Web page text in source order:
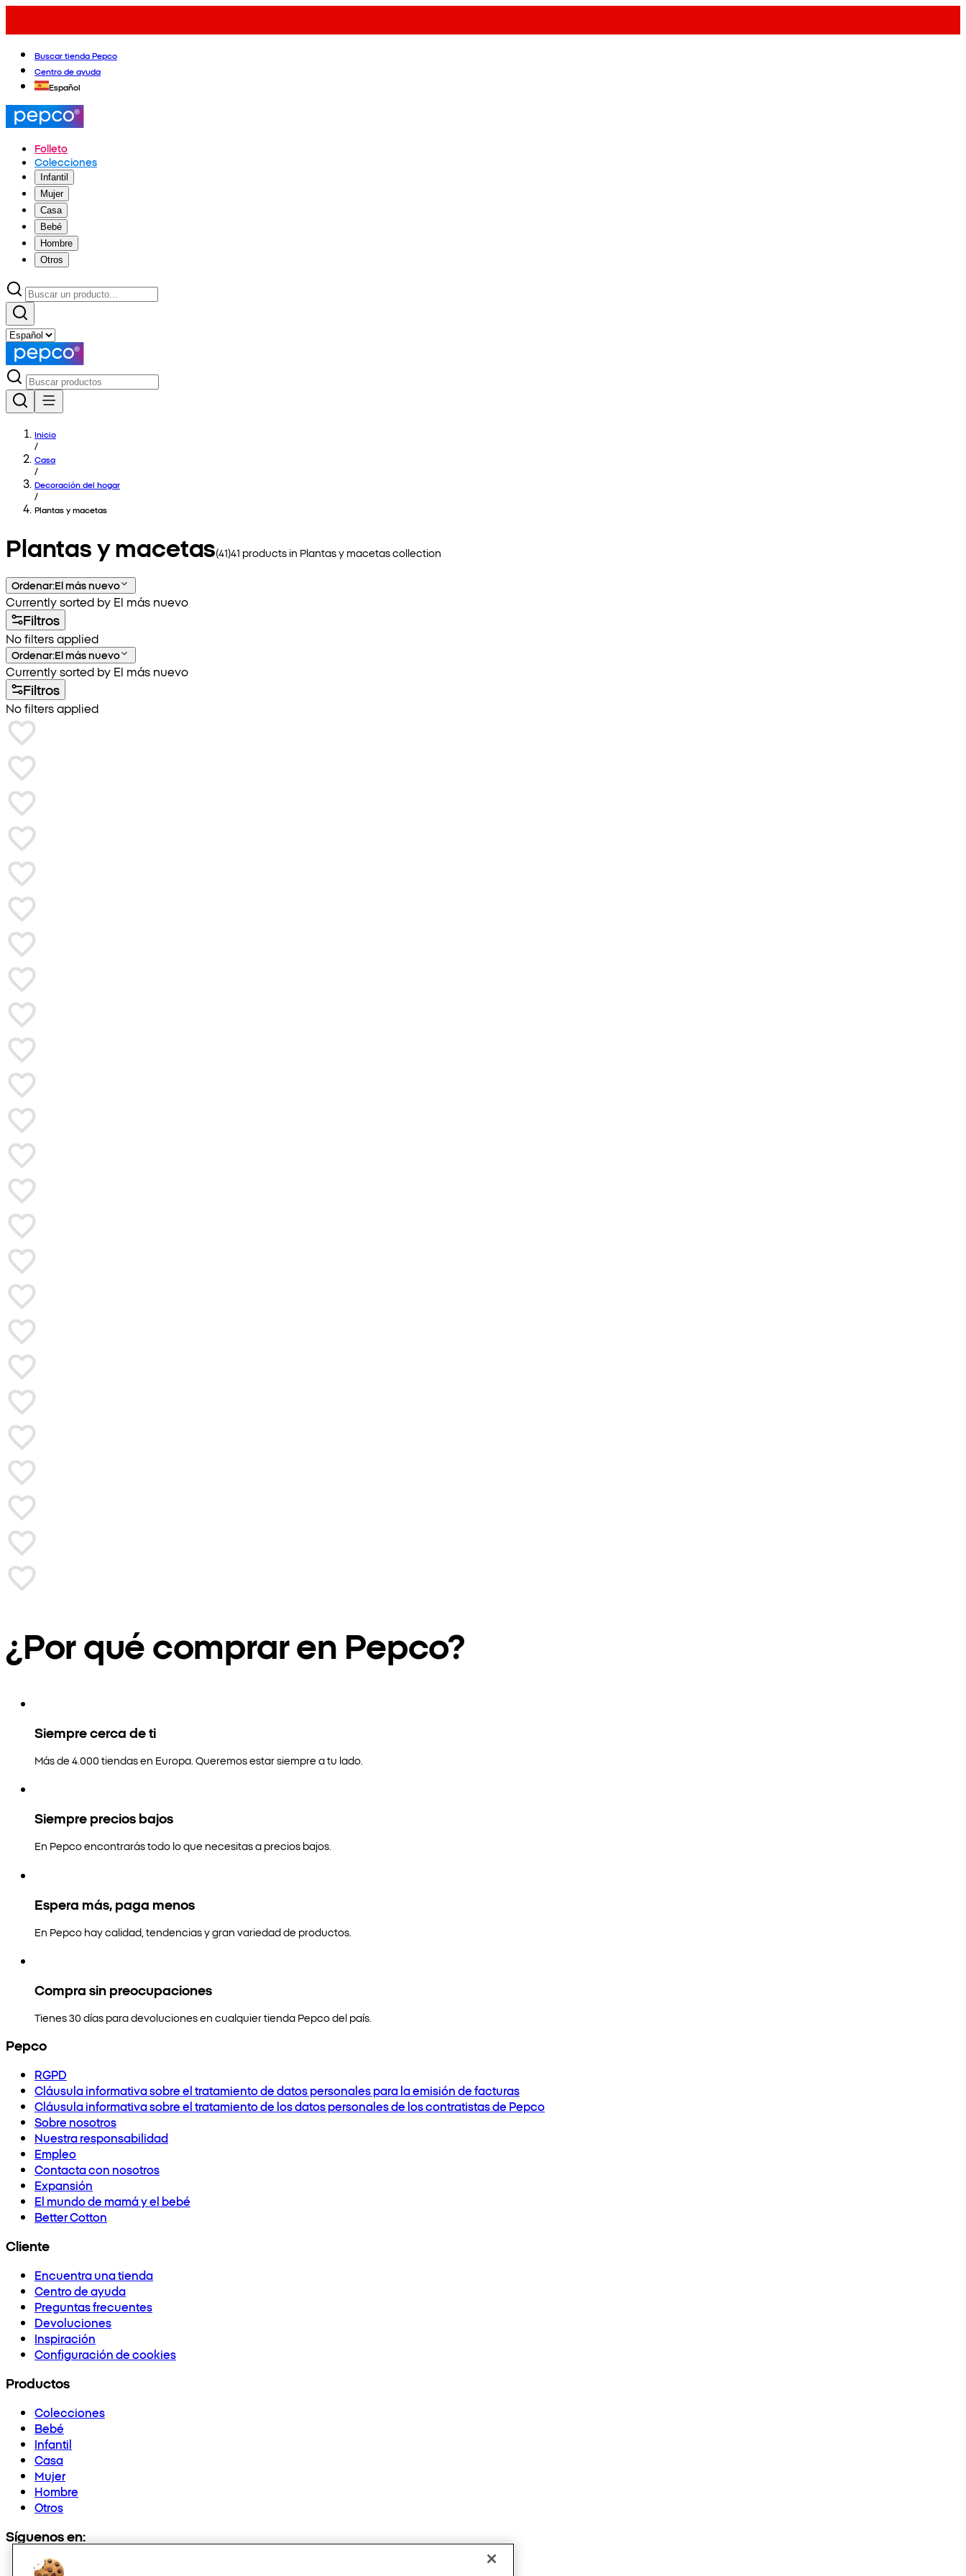
Buscar tienda Pepco
Centro de ayuda
Español
Folleto
Colecciones
Infantil
Mujer
Casa
Bebé
Hombre
Otros
Inicio
/
Casa
/
Decoración del hogar
/
Plantas y macetas
Plantas y macetas(41)41 products in Plantas y macetascollection
Ordenar:El más nuevo
Currently sorted by El más nuevo
Filtros
No filters applied
Ordenar:El más nuevo
Currently sorted by El más nuevo
Filtros
No filters applied
¿Por qué comprar en Pepco?
Siempre cerca de ti
Más de 4.000 tiendas en Europa. Queremos estar siempre a tu lado.
Siempre precios bajos
En Pepco encontrarás todo lo que necesitas a precios bajos.
Espera más, paga menos
En Pepco hay calidad, tendencias y gran variedad de productos.
Compra sin preocupaciones
Tienes 30 días para devoluciones en cualquier tienda Pepco del país.
Pepco
RGPD
Cláusula informativa sobre el tratamiento de datos personales para la emisión de facturas
Cláusula informativa sobre el tratamiento de los datos personales de los contratistas de Pepco
Sobre nosotros
Nuestra responsabilidad
Empleo
Contacta con nosotros
Expansión
El mundo de mamá y el bebé
Better Cotton
Cliente
Encuentra una tienda
Centro de ayuda
Preguntas frecuentes
Devoluciones
Inspiración
Configuración de cookies
Productos
Colecciones
Bebé
Infantil
Casa
Mujer
Hombre
Otros
Síguenos en: